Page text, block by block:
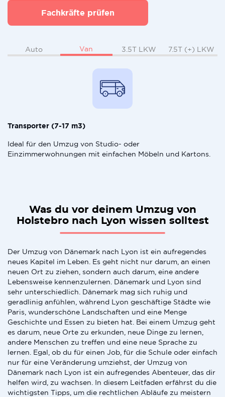
Fachkräfte prüfen
Auto Van 3.5T LKW 7.5T (+) LKW
Transporter (7-17 m3)
Ideal für den Umzug von Studio- oder
Einzimmerwohnungen mit einfachen Möbeln und Kartons.
Was du vor deinem Umzug von
Holstebro nach Lyon wissen solltest
Der Umzug von Dänemark nach Lyon ist ein aufregendes
neues Kapitel im Leben. Es geht nicht nur darum, an einen
neuen Ort zu ziehen, sondern auch darum, eine andere
Lebensweise kennenzulernen. Dänemark und Lyon sind
sehr unterschiedlich. Dänemark mag sich ruhig und
geradlinig anfühlen, während Lyon geschäftige Städte wie
Paris, wunderschöne Landschaften und eine Menge
Geschichte und Essen zu bieten hat. Bei einem Umzug geht
es darum, neue Orte zu erkunden, neue Dinge zu lernen,
andere Menschen zu treffen und eine neue Sprache zu
lernen. Egal, ob du für einen Job, für die Schule oder einfach
nur für eine Veränderung umziehst, der Umzug von
Dänemark nach Lyon ist ein aufregendes Abenteuer, das dir
helfen wird, zu wachsen. In diesem Leitfaden erfährst du die
wichtigsten Tipps, um die rechtlichen Abläufe zu meistern